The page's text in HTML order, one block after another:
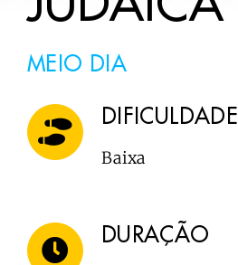
MEIO DIA
DIFICULDADE
Baixa
DURAÇÃO